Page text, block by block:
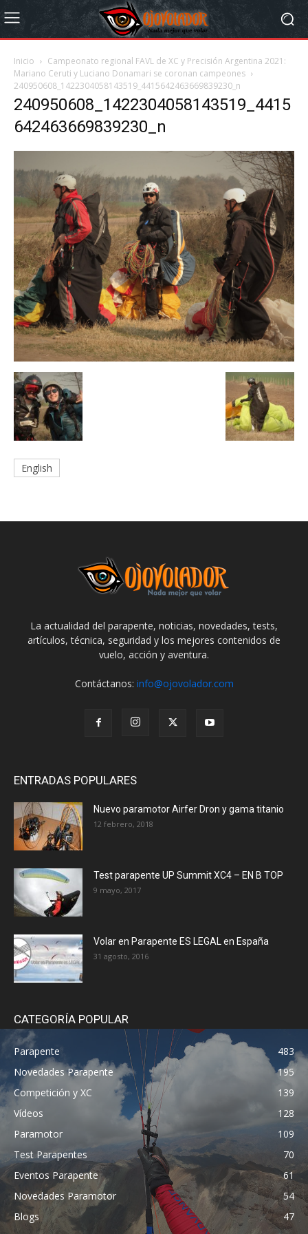
Inicio
Campeonato regional FAVL de XC y Precisión Argentina 2021:
Mariano Ceruti y Luciano Donamari se coronan campeones
240950608_1422304058143519_4415642463669839230_n
240950608_1422304058143519_4415
642463669839230_n
English
La actualidad del parapente, noticias, novedades, tests,
artículos, técnica, seguridad y los mejores contenidos de
vuelo, acción y aventura.
Contáctanos: info@ojovolador.com
ENTRADAS POPULARES
Nuevo paramotor Airfer Dron y gama titanio
12 febrero, 2018
Test parapente UP Summit XC4 – EN B TOP
9 mayo, 2017
Volar en Parapente ES LEGAL en España
31 agosto, 2016
CATEGORÍA POPULAR
Parapente
483
Novedades Parapente
195
Competición y XC
139
Vídeos
128
Paramotor
109
Test Parapentes
70
Eventos Parapente
61
Novedades Paramotor
54
Blogs
47